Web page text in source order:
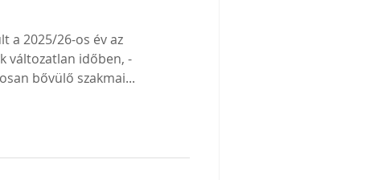
a 2025/26-os év az
változatlan időben, -
bővülő szakmai...